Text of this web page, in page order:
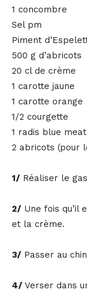
1 concombre
Sel pm
Piment
500 g d’abricots
20 cl de crème
1 carotte jaune
1 carotte orange
1/2 courgette
1 radis blue meat
2 abricots (pour
1/ Réaliser le
2/ Une fois qu’il
et la crème.
3/ Passer au
4/ Verser dans